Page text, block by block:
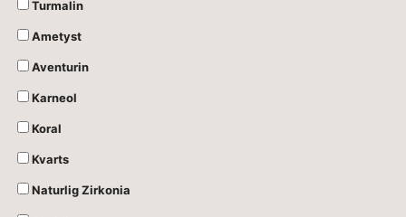
Turmalin
Ametyst
Aventurin
Karneol
Koral
Kvarts
Naturlig Zirkonia